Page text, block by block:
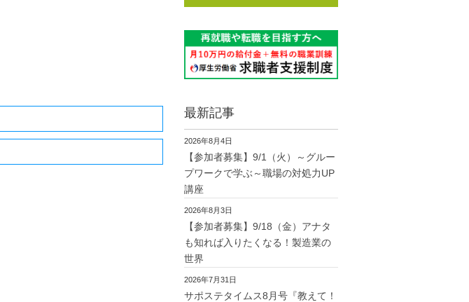
最新記事
2026年8月4日
【参加者募集】9/1（火）～グルー
プワークで学ぶ～職場の対処力UP
講座
2026年8月3日
【参加者募集】9/18（金）アナタ
も知れば入りたくなる！製造業の
世界
2026年7月31日
サポステタイムス8月号『教えて！